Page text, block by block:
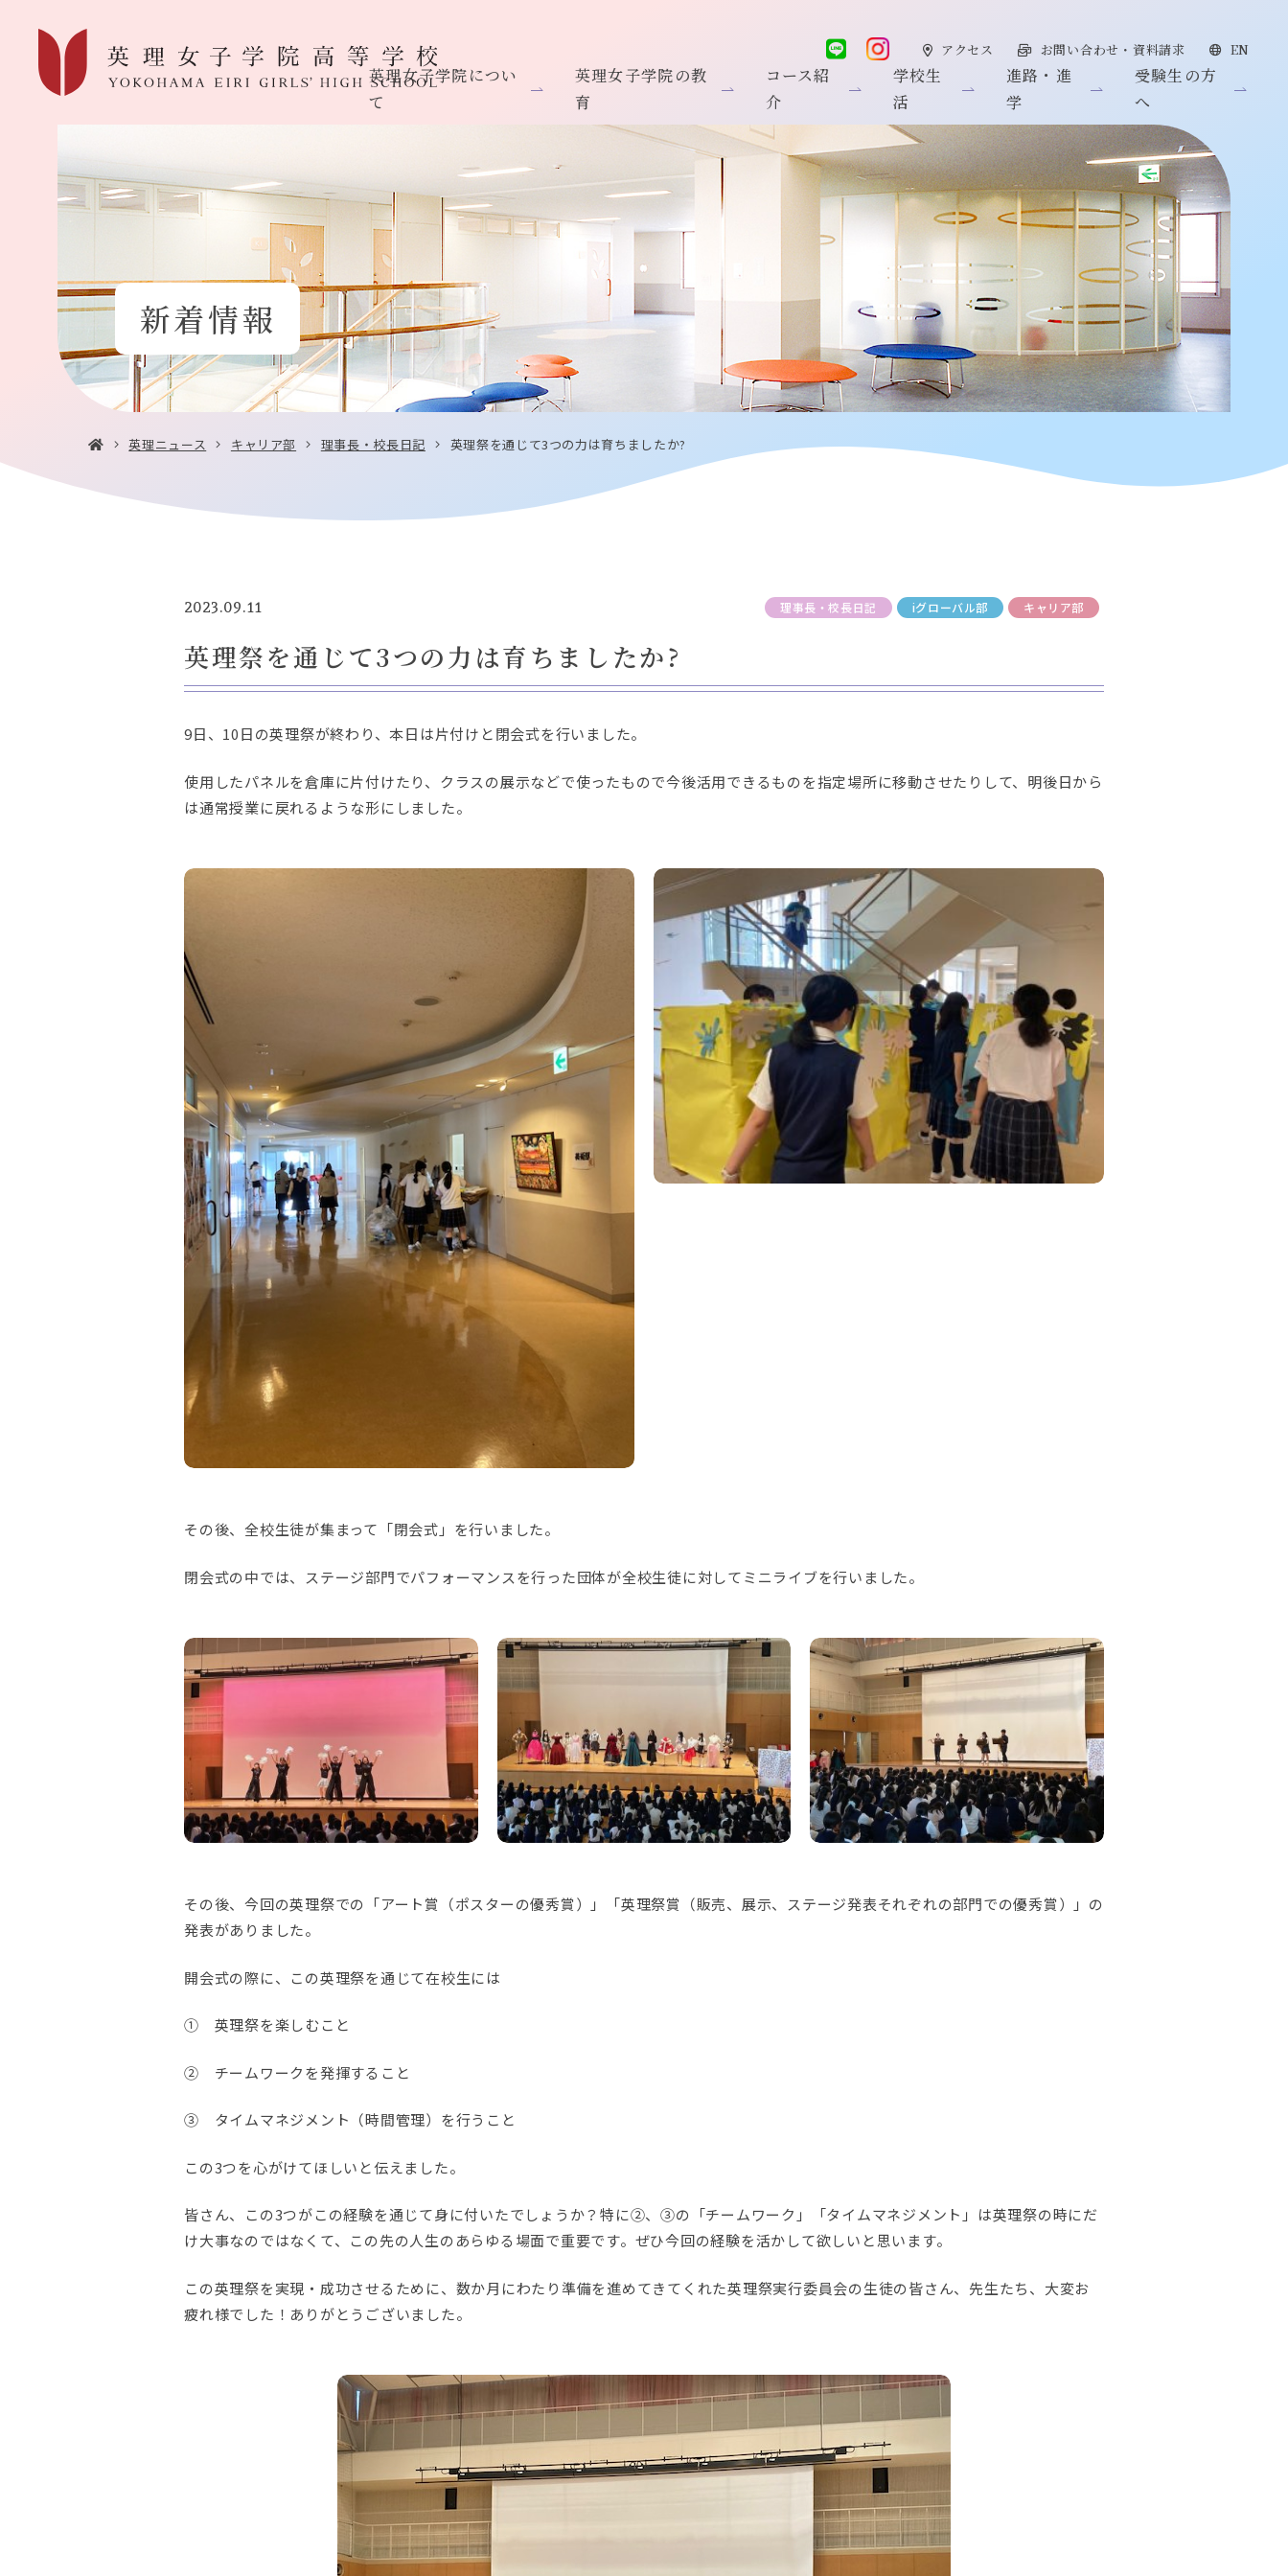
アクセス お問い合わせ・資料請求 EN
英理女子学院につい
て
英理女子学院の教
育
コース紹
介
学校生
活
進路・進
学
受験生の方
へ
新着情報
英理ニュース キャリア部 理事長・校長日記 英理祭を通じて3つの力は育ちましたか?
理事長・校長日記 iグローバル部 キャリア部
2023.09.11
英理祭を通じて3つの力は育ちましたか?
9日、10日の英理祭が終わり、本日は片付けと閉会式を行いました。
使用したパネルを倉庫に片付けたり、クラスの展示などで使ったもので今後活用できるものを指定場所に移動させたりして、明後日から
は通常授業に戻れるような形にしました。
その後、全校生徒が集まって「閉会式」を行いました。
閉会式の中では、ステージ部門でパフォーマンスを行った団体が全校生徒に対してミニライブを行いました。
その後、今回の英理祭での「アート賞（ポスターの優秀賞）」「英理祭賞（販売、展示、ステージ発表それぞれの部門での優秀賞）」の
発表がありました。
開会式の際に、この英理祭を通じて在校生には
① 英理祭を楽しむこと
② チームワークを発揮すること
③ タイムマネジメント（時間管理）を行うこと
この3つを心がけてほしいと伝えました。
皆さん、この3つがこの経験を通じて身に付いたでしょうか？特に②、③の「チームワーク」「タイムマネジメント」は英理祭の時にだ
け大事なのではなくて、この先の人生のあらゆる場面で重要です。ぜひ今回の経験を活かして欲しいと思います。
この英理祭を実現・成功させるために、数か月にわたり準備を進めてきてくれた英理祭実行委員会の生徒の皆さん、先生たち、大変お
疲れ様でした！ありがとうございました。